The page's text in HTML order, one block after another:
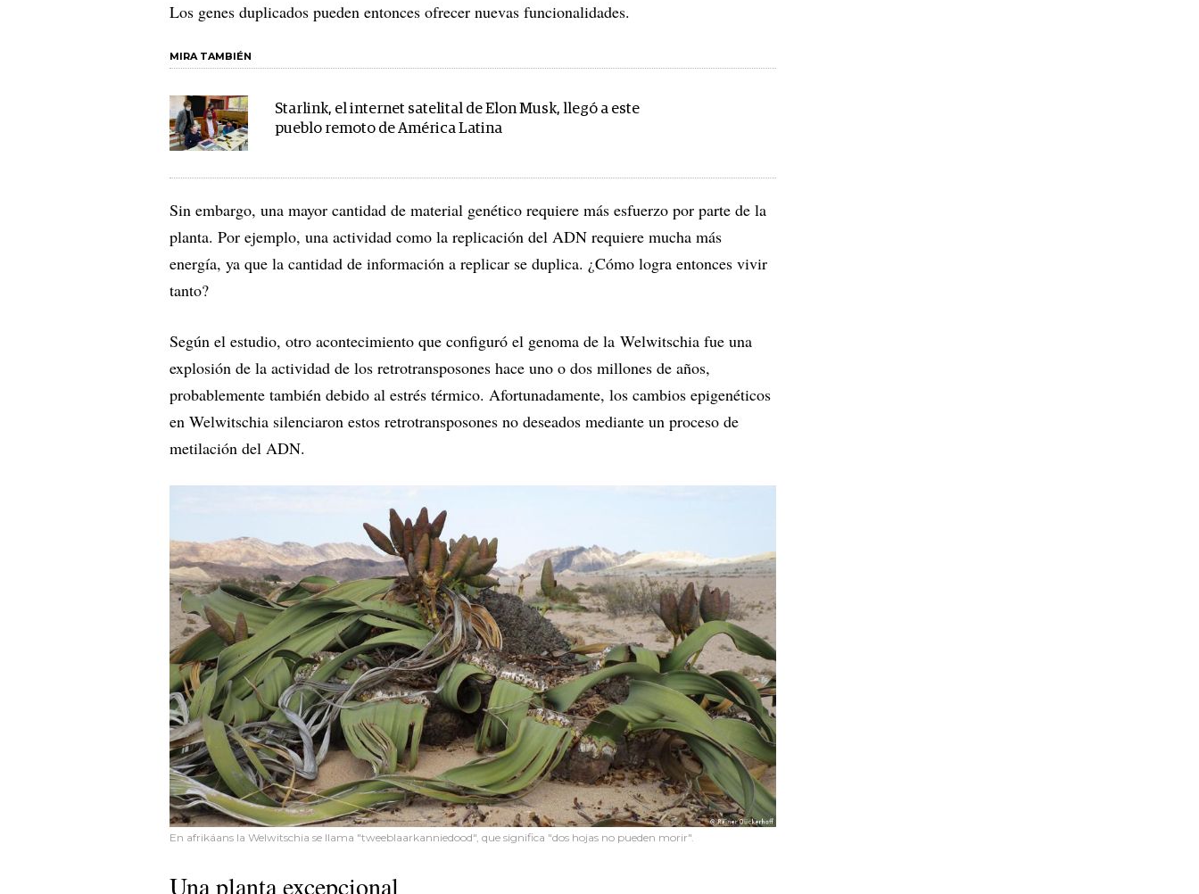
Los genes duplicados pueden entonces ofrecer nuevas funcionalidades.
MIRA TAMBIÉN
Starlink, el internet satelital de Elon Musk, llegó a este
pueblo remoto de América Latina
Sin embargo, una mayor cantidad de material genético requiere más esfuerzo por parte de la
planta. Por ejemplo, una actividad como la replicación del ADN requiere mucha más
energía, ya que la cantidad de información a replicar se duplica. ¿Cómo logra entonces vivir
tanto?
Según el estudio, otro acontecimiento que configuró el genoma de la Welwitschia fue una
explosión de la actividad de los retrotransposones hace uno o dos millones de años,
probablemente también debido al estrés térmico. Afortunadamente, los cambios epigenéticos
en Welwitschia silenciaron estos retrotransposones no deseados mediante un proceso de
metilación del ADN.
En afrikáans la Welwitschia se llama "tweeblaarkanniedood", que significa "dos hojas no pueden morir".
Una planta excepcional